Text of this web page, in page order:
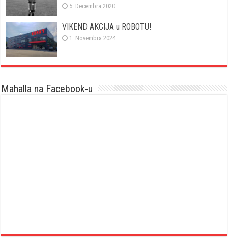
5. Decembra 2020.
VIKEND AKCIJA u ROBOTU!
1. Novembra 2024.
Mahalla na Facebook-u